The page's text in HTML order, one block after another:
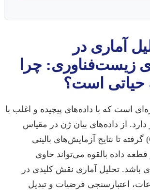
آماری در
زیست‌فناوری: چرا
حیاتی است؟
است که با داده‌های پیچیده و اغلب با
از داده‌های بیان ژن در مقیاس
وسیع (Omics data) گرفته تا نتایج آزمایش‌های بالینی
داده بالقوه می‌تواند حاوی
باشد. تحلیل آماری نقش کلیدی در
اعتبارسنجی فرضیات و تبدیل